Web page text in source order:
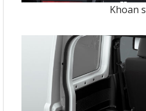
Khoan